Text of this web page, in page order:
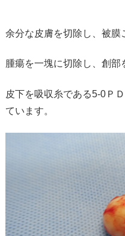
余分な皮膚を切除し、被膜
腫瘍を一塊に切除し、創部
皮下を吸収糸である5-0Ｐ
ています。